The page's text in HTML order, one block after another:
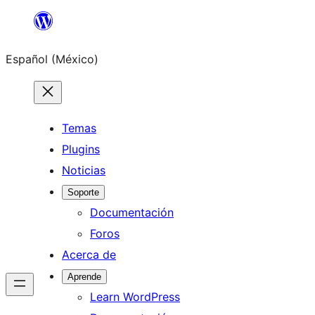
Saltar
contenido
Español (México)
Temas
Plugins
Noticias
Soporte
Documentación
Foros
Acerca de
Aprende
Learn WordPress